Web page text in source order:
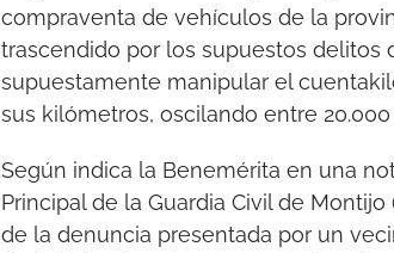
compraventa de vehículos de la
trascendido por los supuestos delitos
supuestamente manipular el
sus kilómetros, oscilando entre
Según indica la Benemérita en una
Principal de la Guardia Civil de
de la denuncia presentada por un